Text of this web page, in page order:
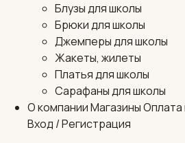
Блузы для школы
Брюки для школы
Джемперы для школы
Жакеты, жилеты
Платья для школы
Сарафаны для школы
О компанииМагазиныОплата
Вход / Регистрация